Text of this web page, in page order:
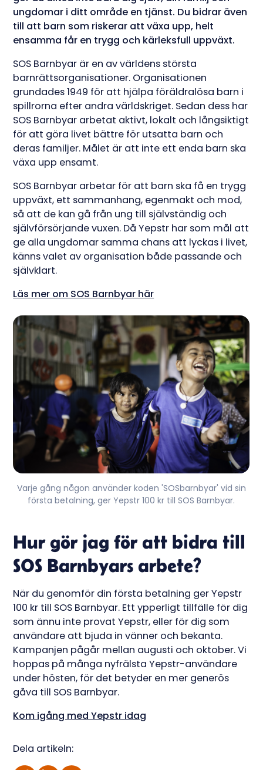
ungdomar i ditt område en tjänst. Du bidrar även
till att barn som riskerar att växa upp, helt
ensamma får en trygg och kärleksfull uppväxt.
SOS Barnbyar är en av världens största
barnrättsorganisationer. Organisationen
grundades 1949 för att hjälpa föräldralösa barn i
spillrorna efter andra världskriget. Sedan dess har
SOS Barnbyar arbetat aktivt, lokalt och långsiktigt
för att göra livet bättre för utsatta barn och
deras familjer. Målet är att inte ett enda barn ska
växa upp ensamt.
SOS Barnbyar arbetar för att barn ska få en trygg
uppväxt, ett sammanhang, egenmakt och mod,
så att de kan gå från ung till självständig och
självförsörjande vuxen. Då Yepstr har som mål att
ge alla ungdomar samma chans att lyckas i livet,
känns valet av organisation både passande och
självklart.
Läs mer om SOS Barnbyar här
Varje gång någon använder koden 'SOSbarnbyar' vid sin
första betalning, ger Yepstr 100 kr till SOS Barnbyar.
Hur gör jag för att bidra till
SOS Barnbyars arbete?
När du genomför din första betalning ger Yepstr
100 kr till SOS Barnbyar. Ett ypperligt tillfälle för dig
som ännu inte provat Yepstr, eller för dig som
användare att bjuda in vänner och bekanta.
Kampanjen pågår mellan augusti och oktober. Vi
hoppas på många nyfrälsta Yepstr-användare
under hösten, för det betyder en mer generös
gåva till SOS Barnbyar.
Kom igång med Yepstr idag
Dela artikeln: